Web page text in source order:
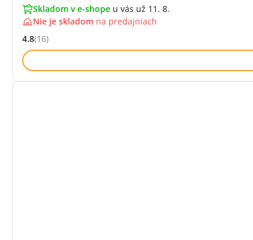
Skladom v e-shope u vás už 11. 8.
Nie je skladom na predajniach
Hodnocení: 4.8 z 5 (16 recenzí)
4.8(16)